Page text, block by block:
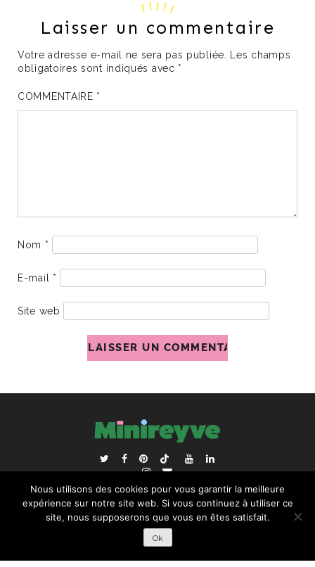
Laisser un commentaire
Votre adresse e-mail ne sera pas publiée. Les champs
obligatoires sont indiqués avec *
COMMENTAIRE *
Nom *
E-mail *
Site web
ACCUEIL BLOGROLL
RECHERCHER :
Nous utilisons des cookies pour vous garantir la meilleure
expérience sur notre site web. Si vous continuez à utiliser ce
site, nous supposerons que vous en êtes satisfait.
Ok